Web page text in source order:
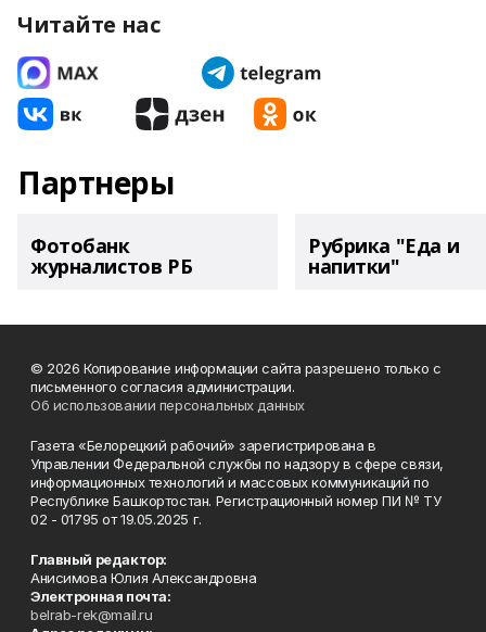
Читайте нас
Партнеры
Фотобанк
журналистов РБ
Рубрика "Еда и
напитки"
© 2026 Копирование информации сайта разрешено только с
письменного согласия администрации.
Об использовании персональных данных
Газета «Белорецкий рабочий» зарегистрирована в
Управлении Федеральной службы по надзору в сфере связи,
информационных технологий и массовых коммуникаций по
Республике Башкортостан. Регистрационный номер ПИ № ТУ
02 - 01795 от 19.05.2025 г.
Главный редактор:
Анисимова Юлия Александровна
Электронная почта:
belrab-rek@mail.ru